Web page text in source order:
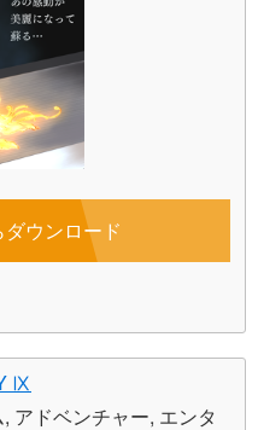
ウンロード
Ⅸ
アドベンチャー, エンタ